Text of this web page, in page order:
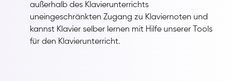
außerhalb des Klavierunterrichts
uneingeschränkten Zugang zu Klaviernoten und
kannst Klavier selber lernen mit Hilfe unserer Tools
für den Klavierunterricht.